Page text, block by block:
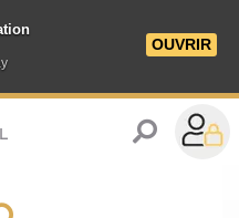
OUVRIR